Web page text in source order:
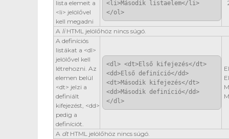
lista elemeit a
<li> jelölővel
kell megadni
<li>Második listaelem</li>
</ol>
A liHTML jelölőhöz nincs súgó.
A definíciós
listákat a <dl>
jelölővel kell
létrehozni. Az
elemen belül
<dt> jelzi a
definiált
kifejezést, <dd>
pedig a
definíciót.
<dl> <dt>Első kifejezés</dt>
<dd>Első definíció</dd>
<dt>Második kifejezés</dt>
<dd>Második definíció</dd>
</dl>
A dtHTML jelölőhöz nincs súgó.